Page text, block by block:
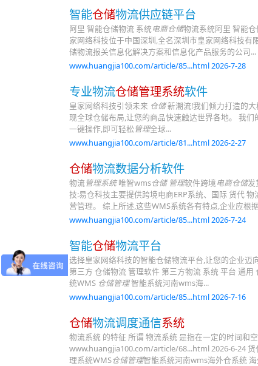
智能仓储物流供应链平台
阿里 智能仓储物流 系统电商仓储物流系统阿里 智能
家网络科技位于中国深圳,全名深圳市皇家网络科技
储物流报关信息化解决方案和信息化产品服务的公司...
www.huangjia100.com/article/85...html 2026-7-28
专业物流仓储管理系统软件
皇家网络科技引领未来 仓储新潮流!我们倾力打造的大
现全球仓储布局,让您的商品快速触达世界各地。 我
一键操作,即可轻松管理全球...
www.huangjia100.com/article/81...html 2026-2-27
仓储物流数据分析软件
物流管理系统唯智wms仓储 管理软件跨境电商仓储发
技:易仓科技主要提供跨境电商ERP系统、国际 货代
营管理。 综上所述,这些WMS系统各有特点,企业应根
www.huangjia100.com/article/85...html 2026-7-24
智能仓储物流平台
选择皇家网络科技的智能仓储物流平台,让您的企业迈
第三方 仓储物流 管理软件 第三方物流 系统 平台 通用
统WMS 仓储管理智能系统河南wms海...
www.huangjia100.com/article/85...html 2026-7-16
仓储物流调度通信系统
物流系统 的特征 所谓 物流系统 是指在一定的时间和
www.huangjia100.com/article/68...html 2026-6-24
理系统WMS仓储管理智能系统河南wms海外仓系统 海